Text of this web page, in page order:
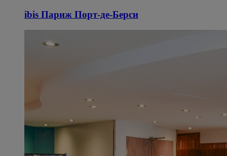
ibis Париж Порт-де-Берси